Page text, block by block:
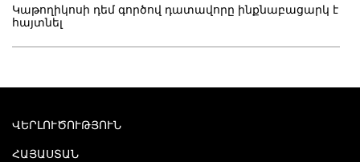
Կաթողիկոսի դեմ գործով դատավորը ինքնաբացարկ է
հայտնել
ՎԵՐԼՈՒԾՈՒԹՅՈՒՆ
ՀԱՅԱՍՏԱՆ